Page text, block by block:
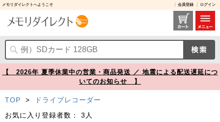
メモリダイレクトへようこそ 会員登録 ログイン
【 2026年 夏季休業中の営業・商品発送 ／ 地震による配送遅延につ
いてのお知らせ 】
TOP >
ドライブレコーダー
お気に入り登録者数：
3人